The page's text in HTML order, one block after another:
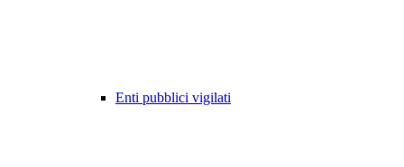
Enti pubblici vigilati